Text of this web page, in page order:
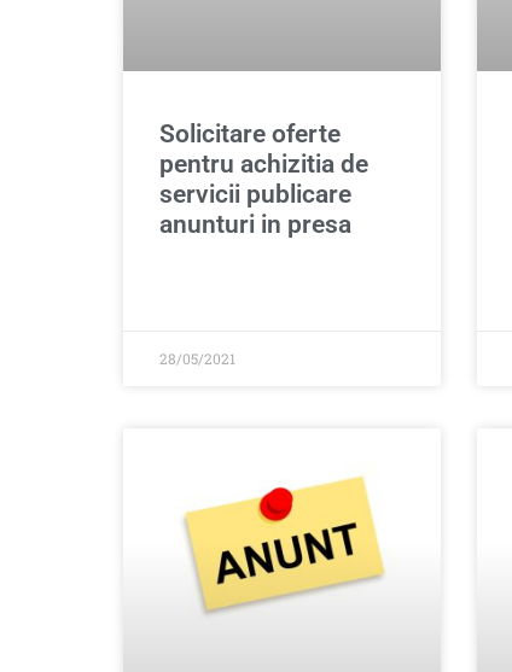
Solicitare oferte
pentru achizitia de
servicii publicare
anunturi in presa
28/05/2021